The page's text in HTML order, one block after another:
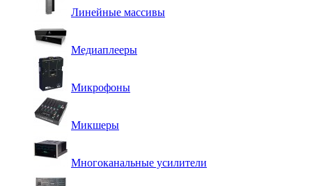
Линейные массивы
Медиаплееры
Микрофоны
Микшеры
Многоканальные усилители